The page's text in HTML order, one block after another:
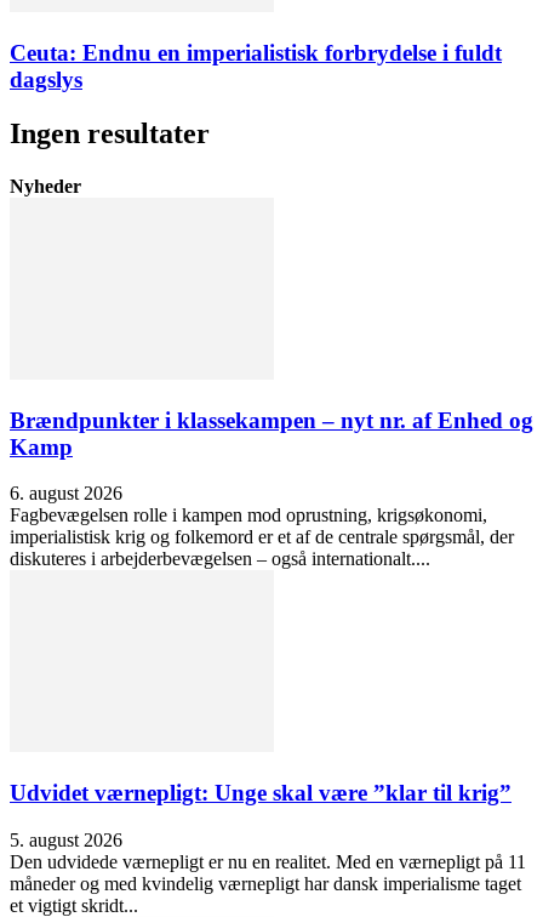
Ceuta: Endnu en imperialistisk forbrydelse i fuldt
dagslys
Ingen resultater
Nyheder
Brændpunkter i klassekampen – nyt nr. af Enhed og
Kamp
6. august 2026
Fagbevægelsen rolle i kampen mod oprustning, krigsøkonomi,
imperialistisk krig og folkemord er et af de centrale spørgsmål, der
diskuteres i arbejderbevægelsen – også internationalt....
Udvidet værnepligt: Unge skal være ”klar til krig”
5. august 2026
Den udvidede værnepligt er nu en realitet. Med en værnepligt på 11
måneder og med kvindelig værnepligt har dansk imperialisme taget
et vigtigt skridt...